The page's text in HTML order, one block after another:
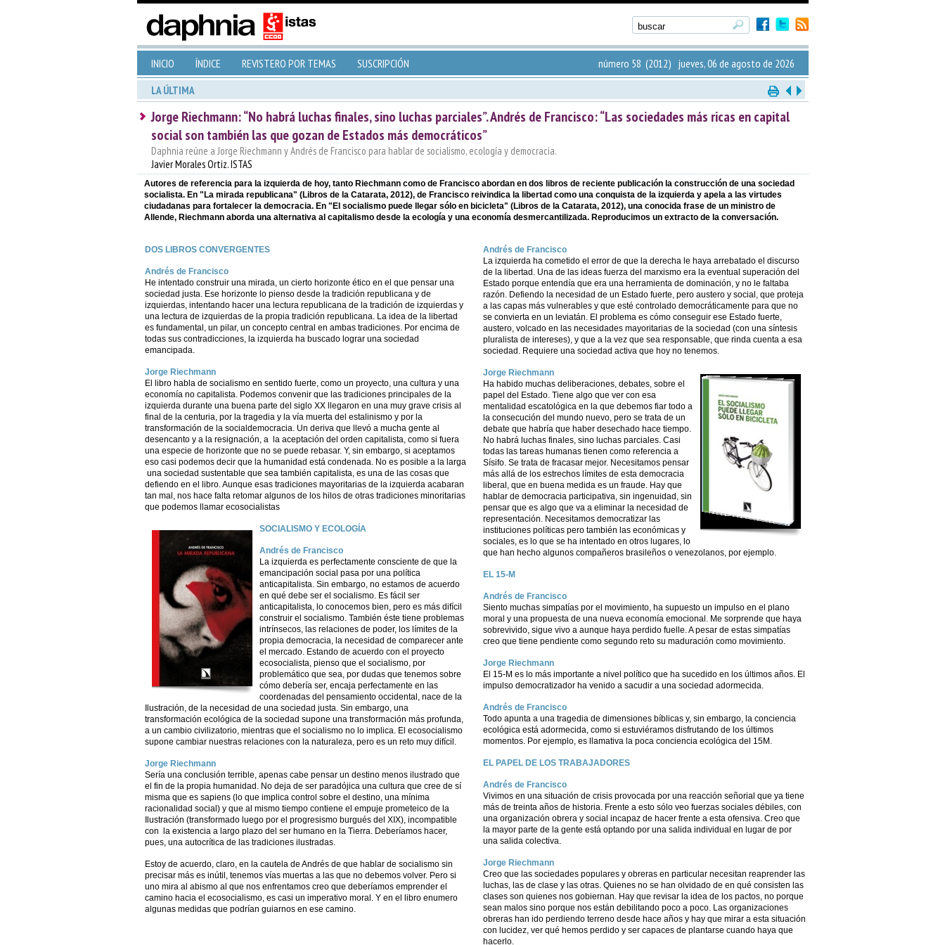
INICIO ÍNDICE REVISTERO POR TEMAS SUSCRIPCIÓN número 58 (2012) jueves, 06 de agosto de 2026
LA ÚLTIMA
Jorge Riechmann: “No habrá luchas finales, sino luchas parciales”. Andrés de Francisco: “Las sociedades más ricas en capital
social son también las que gozan de Estados más democráticos”
Daphnia reúne a Jorge Riechmann y Andrés de Francisco para hablar de socialismo, ecología y democracia.
Javier Morales Ortiz. ISTAS
Autores de referencia para la izquierda de hoy, tanto Riechmann como de Francisco abordan en dos libros de reciente publicación la construcción de una sociedad
socialista. En "La mirada republicana" (Libros de la Catarata, 2012), de Francisco reivindica la libertad como una conquista de la izquierda y apela a las virtudes
ciudadanas para fortalecer la democracia. En "El socialismo puede llegar sólo en bicicleta" (Libros de la Catarata, 2012), una conocida frase de un ministro de
Allende, Riechmann aborda una alternativa al capitalismo desde la ecología y una economía desmercantilizada. Reproducimos un extracto de la conversación.
DOS LIBROS CONVERGENTES
Andrés de Francisco
He intentado construir una mirada, un cierto horizonte ético en el que pensar una
sociedad justa. Ese horizonte lo pienso desde la tradición republicana y de
izquierdas, intentando hacer una lectura republicana de la tradición de izquierdas y
una lectura de izquierdas de la propia tradición republicana. La idea de la libertad
es fundamental, un pilar, un concepto central en ambas tradiciones. Por encima de
todas sus contradicciones, la izquierda ha buscado lograr una sociedad
emancipada.
Jorge Riechmann
El libro habla de socialismo en sentido fuerte, como un proyecto, una cultura y una
economía no capitalista. Podemos convenir que las tradiciones principales de la
izquierda durante una buena parte del siglo XX llegaron en una muy grave crisis al
final de la centuria, por la tragedia y la vía muerta del estalinismo y por la
transformación de la socialdemocracia. Un deriva que llevó a mucha gente al
desencanto y a la resignación, a la aceptación del orden capitalista, como si fuera
una especie de horizonte que no se puede rebasar. Y, sin embargo, si aceptamos
eso casi podemos decir que la humanidad está condenada. No es posible a la larga
una sociedad sustentable que sea también capitalista, es una de las cosas que
defiendo en el libro. Aunque esas tradiciones mayoritarias de la izquierda acabaran
tan mal, nos hace falta retomar algunos de los hilos de otras tradiciones minoritarias
que podemos llamar ecosocialistas
SOCIALISMO Y ECOLOGÍA
Andrés de Francisco
La izquierda es perfectamente consciente de que la
emancipación social pasa por una política
anticapitalista. Sin embargo, no estamos de acuerdo
en qué debe ser el socialismo. Es fácil ser
anticapitalista, lo conocemos bien, pero es más difícil
construir el socialismo. También éste tiene problemas
intrínsecos, las relaciones de poder, los límites de la
propia democracia, la necesidad de comparecer ante
el mercado. Estando de acuerdo con el proyecto
ecosocialista, pienso que el socialismo, por
problemático que sea, por dudas que tenemos sobre
cómo debería ser, encaja perfectamente en las
coordenadas del pensamiento occidental, nace de la
Ilustración, de la necesidad de una sociedad justa. Sin embargo, una
transformación ecológica de la sociedad supone una transformación más profunda,
a un cambio civilizatorio, mientras que el socialismo no lo implica. El ecosocialismo
supone cambiar nuestras relaciones con la naturaleza, pero es un reto muy difícil.
Jorge Riechmann
Sería una conclusión terrible, apenas cabe pensar un destino menos ilustrado que
el fin de la propia humanidad. No deja de ser paradójica una cultura que cree de sí
misma que es sapiens (lo que implica control sobre el destino, una mínima
racionalidad social) y que al mismo tiempo contiene el empuje prometeico de la
Ilustración (transformado luego por el progresismo burgués del XIX), incompatible
con la existencia a largo plazo del ser humano en la Tierra. Deberíamos hacer,
pues, una autocrítica de las tradiciones ilustradas.
Estoy de acuerdo, claro, en la cautela de Andrés de que hablar de socialismo sin
precisar más es inútil, tenemos vías muertas a las que no debemos volver. Pero si
uno mira al abismo al que nos enfrentamos creo que deberíamos emprender el
camino hacia el ecosocialismo, es casi un imperativo moral. Y en el libro enumero
algunas medidas que podrían guiarnos en ese camino.
Andrés de Francisco
La izquierda ha cometido el error de que la derecha le haya arrebatado el discurso
de la libertad. Una de las ideas fuerza del marxismo era la eventual superación del
Estado porque entendía que era una herramienta de dominación, y no le faltaba
razón. Defiendo la necesidad de un Estado fuerte, pero austero y social, que proteja
a las capas más vulnerables y que esté controlado democráticamente para que no
se convierta en un leviatán. El problema es cómo conseguir ese Estado fuerte,
austero, volcado en las necesidades mayoritarias de la sociedad (con una síntesis
pluralista de intereses), y que a la vez que sea responsable, que rinda cuenta a esa
sociedad. Requiere una sociedad activa que hoy no tenemos.
Jorge Riechmann
Ha habido muchas deliberaciones, debates, sobre el
papel del Estado. Tiene algo que ver con esa
mentalidad escatológica en la que debemos fiar todo a
la consecución del mundo nuevo, pero se trata de un
debate que habría que haber desechado hace tiempo.
No habrá luchas finales, sino luchas parciales. Casi
todas las tareas humanas tienen como referencia a
Sísifo. Se trata de fracasar mejor. Necesitamos pensar
más allá de los estrechos límites de esta democracia
liberal, que en buena medida es un fraude. Hay que
hablar de democracia participativa, sin ingenuidad, sin
pensar que es algo que va a eliminar la necesidad de
representación. Necesitamos democratizar las
instituciones políticas pero también las económicas y
sociales, es lo que se ha intentado en otros lugares, lo
que han hecho algunos compañeros brasileños o venezolanos, por ejemplo.
EL 15-M
Andrés de Francisco
Siento muchas simpatías por el movimiento, ha supuesto un impulso en el plano
moral y una propuesta de una nueva economía emocional. Me sorprende que haya
sobrevivido, sigue vivo a aunque haya perdido fuelle. A pesar de estas simpatías
creo que tiene pendiente como segundo reto su maduración como movimiento.
Jorge Riechmann
El 15-M es lo más importante a nivel político que ha sucedido en los últimos años. El
impulso democratizador ha venido a sacudir a una sociedad adormecida.
Andrés de Francisco
Todo apunta a una tragedia de dimensiones bíblicas y, sin embargo, la conciencia
ecológica está adormecida, como si estuviéramos disfrutando de los últimos
momentos. Por ejemplo, es llamativa la poca conciencia ecológica del 15M.
EL PAPEL DE LOS TRABAJADORES
Andrés de Francisco
Vivimos en una situación de crisis provocada por una reacción señorial que ya tiene
más de treinta años de historia. Frente a esto sólo veo fuerzas sociales débiles, con
una organización obrera y social incapaz de hacer frente a esta ofensiva. Creo que
la mayor parte de la gente está optando por una salida individual en lugar de por
una salida colectiva.
Jorge Riechmann
Creo que las sociedades populares y obreras en particular necesitan reaprender las
luchas, las de clase y las otras. Quienes no se han olvidado de en qué consisten las
clases son quienes nos gobiernan. Hay que revisar la idea de los pactos, no porque
sean malos sino porque nos están debilitando poco a poco. Las organizaciones
obreras han ido perdiendo terreno desde hace años y hay que mirar a esta situación
con lucidez, ver qué hemos perdido y ser capaces de plantarse cuando haya que
hacerlo.